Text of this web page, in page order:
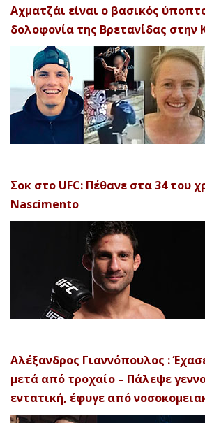
Αχματζάι είναι ο βασικός
δολοφονία της Βρετανίδας στην
Σοκ στο UFC: Πέθανε στα 34 του
Nascimento
Αλέξανδρος Γιαννόπουλος :
μετά από τροχαίο – Πάλεψε
εντατική, έφυγε από